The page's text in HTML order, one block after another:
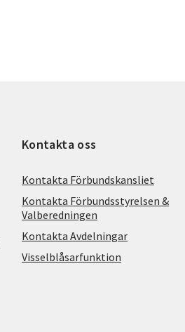
Kontakta oss
Kontakta Förbundskansliet
Kontakta Förbundsstyrelsen &
Valberedningen
Kontakta Avdelningar
Visselblåsarfunktion